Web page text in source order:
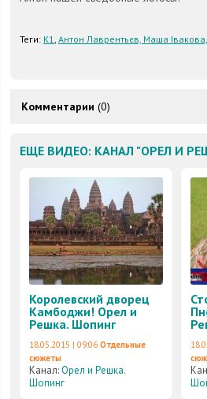
Теги: K1, Антон Лаврентьєв, Маша
Комментарии (0)
ЕЩЕ ВИДЕО: КАНАЛ "ОРЕЛ И
Королевский дворец
Камбоджи! Орел и
Решка. Шопинг
18.05.2015 | 09:06 Отдельные
сюжеты
Канал:Орел и Решка.
Шопинг